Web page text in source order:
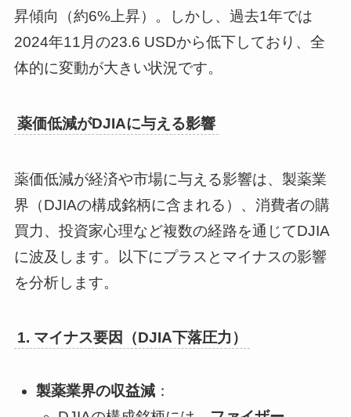
昇傾向（約6%上昇）。しかし、過去1年では
2024年11月の23.6 USDから低下しており、全
体的に変動が大きい状況です。
薬価低減がDJIAに与える影響
薬価低減が経済や市場に与える影響は、製薬業
界（DJIAの構成銘柄に含まれる）、消費者の購
買力、投資家心理など複数の経路を通じてDJIA
に波及します。以下にプラスとマイナスの影響
を分析します。
1. マイナス要因（DJIA下落圧力）
製薬業界の収益減 ：